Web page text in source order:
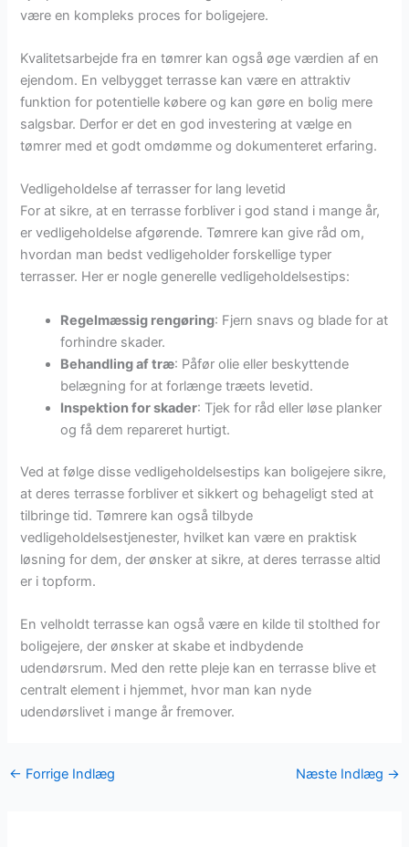
være en kompleks proces for boligejere.
Kvalitetsarbejde fra en tømrer kan også øge værdien af en
ejendom. En velbygget terrasse kan være en attraktiv
funktion for potentielle købere og kan gøre en bolig mere
salgsbar. Derfor er det en god investering at vælge en
tømrer med et godt omdømme og dokumenteret erfaring.
Vedligeholdelse af terrasser for lang levetid
For at sikre, at en terrasse forbliver i god stand i mange år,
er vedligeholdelse afgørende. Tømrere kan give råd om,
hvordan man bedst vedligeholder forskellige typer
terrasser. Her er nogle generelle vedligeholdelsestips:
Regelmæssig rengøring: Fjern snavs og blade for at
forhindre skader.
Behandling af træ: Påfør olie eller beskyttende
belægning for at forlænge træets levetid.
Inspektion for skader: Tjek for råd eller løse planker
og få dem repareret hurtigt.
Ved at følge disse vedligeholdelsestips kan boligejere sikre,
at deres terrasse forbliver et sikkert og behageligt sted at
tilbringe tid. Tømrere kan også tilbyde
vedligeholdelsestjenester, hvilket kan være en praktisk
løsning for dem, der ønsker at sikre, at deres terrasse altid
er i topform.
En velholdt terrasse kan også være en kilde til stolthed for
boligejere, der ønsker at skabe et indbydende
udendørsrum. Med den rette pleje kan en terrasse blive et
centralt element i hjemmet, hvor man kan nyde
udendørslivet i mange år fremover.
← Forrige Indlæg Næste Indlæg →